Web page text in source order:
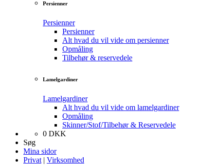
Persienner
Persienner
Persienner
Alt hvad du vil vide om persienner
Opmåling
Tilbehør & reservedele
Lamelgardiner
Lamelgardiner
Alt hvad du vil vide om lamelgardiner
Opmåling
Skinner/Stof/Tilbehør & Reservedele
0 DKK
Søg
Mina sidor
Privat | Virksomhed